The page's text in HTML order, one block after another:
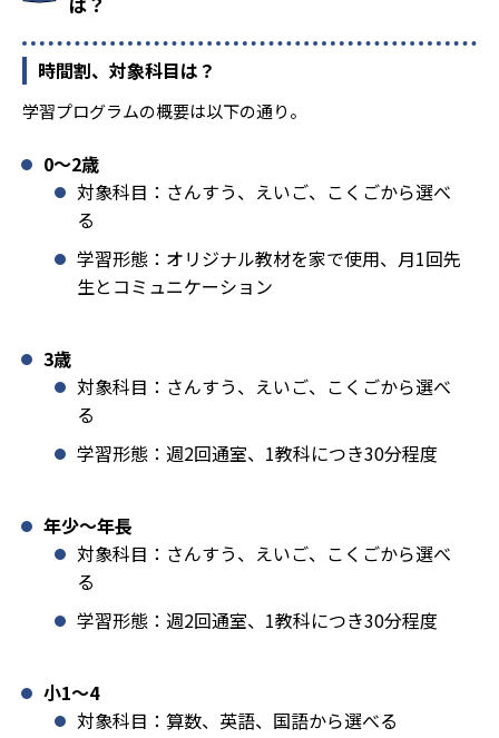
時間割、対象科目は？
学習プログラムの概要は以下の通り。
0〜2歳
対象科目：さんすう、えいご、こくごから選べ
る
学習形態：オリジナル教材を家で使用、月1回先
生とコミュニケーション
3歳
対象科目：さんすう、えいご、こくごから選べ
る
学習形態：週2回通室、1教科につき30分程度
年少〜年長
対象科目：さんすう、えいご、こくごから選べ
る
学習形態：週2回通室、1教科につき30分程度
小1️〜4
対象科目：算数、英語、国語から選べる